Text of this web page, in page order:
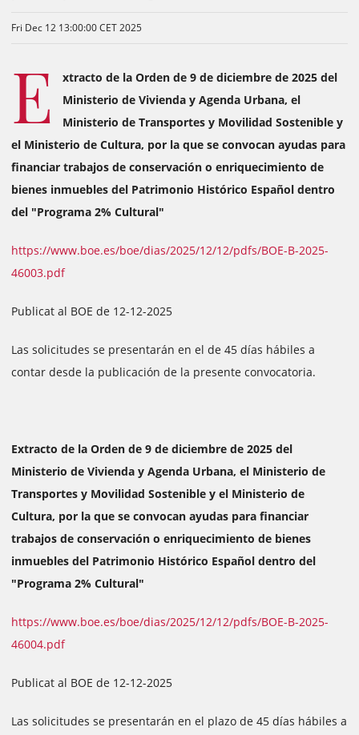
Fri Dec 12 13:00:00 CET 2025
E
xtracto de la Orden de 9 de diciembre de 2025 del
Ministerio de Vivienda y Agenda Urbana, el
Ministerio de Transportes y Movilidad Sostenible y
el Ministerio de Cultura, por la que se convocan ayudas para
financiar trabajos de conservación o enriquecimiento de
bienes inmuebles del Patrimonio Histórico Español dentro
del "Programa 2% Cultural"
https://www.boe.es/boe/dias/2025/12/12/pdfs/BOE-B-2025-
46003.pdf
Publicat al BOE de 12-12-2025
Las solicitudes se presentarán en el de 45 días hábiles a
contar desde la publicación de la presente convocatoria.
Extracto de la Orden de 9 de diciembre de 2025 del
Ministerio de Vivienda y Agenda Urbana, el Ministerio de
Transportes y Movilidad Sostenible y el Ministerio de
Cultura, por la que se convocan ayudas para financiar
trabajos de conservación o enriquecimiento de bienes
inmuebles del Patrimonio Histórico Español dentro del
"Programa 2% Cultural"
https://www.boe.es/boe/dias/2025/12/12/pdfs/BOE-B-2025-
46004.pdf
Publicat al BOE de 12-12-2025
Las solicitudes se presentarán en el plazo de 45 días hábiles a